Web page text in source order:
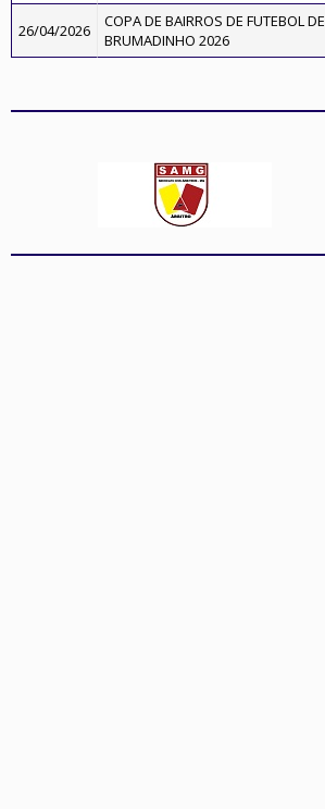
26/04/2026
COPA DE BAIRROS DE FUTEBOL DE
BRUMADINHO 2026